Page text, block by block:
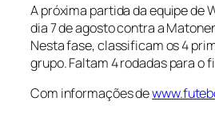
A próxima partida da equipe de
dia 7 de agosto contra a
Nesta fase, classificam os 4
grupo. Faltam 4 rodadas para o
Com informações de